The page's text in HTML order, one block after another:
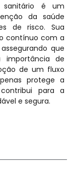
sanitário é um
da saúde
de risco. Sua
contínuo com a
que
importância de
de um fluxo
protege a
para a
e segura.